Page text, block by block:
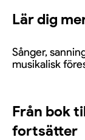
Lär dig
Sånger,
musikalisk
Från bok
fortsätter